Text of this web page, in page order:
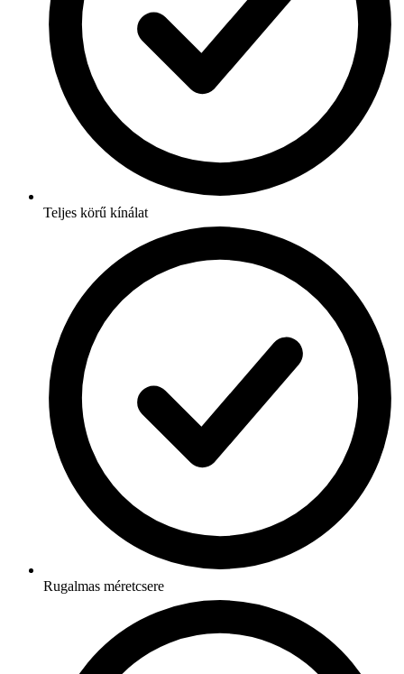
Teljes körű kínálat
Rugalmas méretcsere